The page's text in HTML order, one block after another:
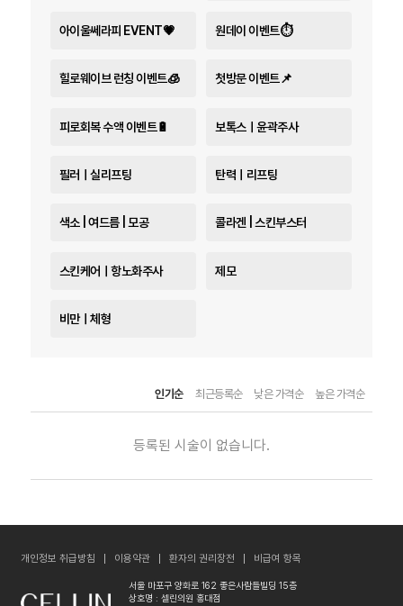
아이울쎄라피 EVENT💗 원데이 이벤트⏱️
힐로웨이브 런칭 이벤트🧊 첫방문 이벤트📌
피로회복 수액 이벤트🔋 보톡스ㅣ윤곽주사
필러ㅣ실리프팅 탄력ㅣ리프팅
색소 | 여드름 | 모공 콜라겐 | 스킨부스터
스킨케어ㅣ항노화주사 제모
비만ㅣ체형
인기순 최근등록순 낮은 가격순 높은 가격순
등록된 시술이 없습니다.
개인정보 취급방침 이용약관 환자의 권리장전 비급여 항목
서울 마포구 양화로 162 좋은사람들빌딩 15층
상호명 : 셀린의원 홍대점